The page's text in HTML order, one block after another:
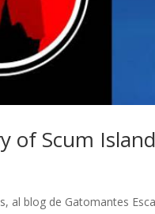
of Scum
al blog de Gatomantes